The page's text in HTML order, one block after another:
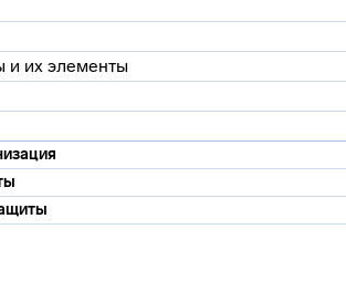
и их элементы